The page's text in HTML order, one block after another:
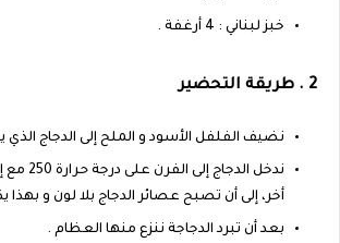
خبز لبناني : 4 أرغفة .
2 . طريقة التحضير
نضيف الفلفل الأسود و الملح إلى الدجاج
ندخل
أخر، إلى أن تصبح عصائر الدجاج بلا لون و
بعد أن تبرد الدجاجة ننزع منها العظام .